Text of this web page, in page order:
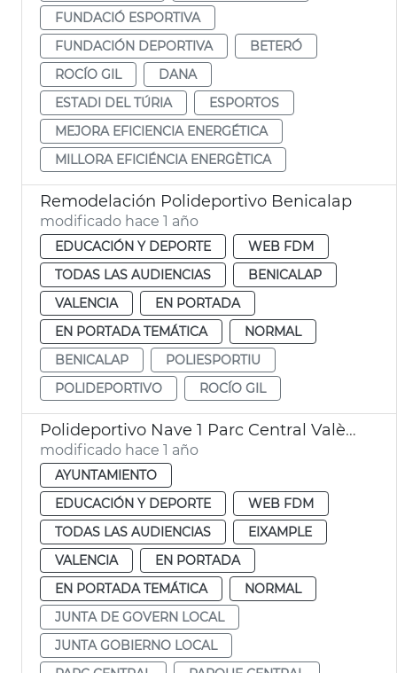
FUNDACIÓ ESPORTIVA
FUNDACIÓN DEPORTIVA
BETERÓ
ROCÍO GIL
DANA
ESTADI DEL TÚRIA
ESPORTOS
MEJORA EFICIENCIA ENERGÉTICA
MILLORA EFICIÉNCIA ENERGÈTICA
Remodelación Polideportivo Benicalap
modificado hace 1 año
EDUCACIÓN Y DEPORTE
WEB FDM
TODAS LAS AUDIENCIAS
BENICALAP
VALENCIA
EN PORTADA
EN PORTADA TEMÁTICA
NORMAL
BENICALAP
POLIESPORTIU
POLIDEPORTIVO
ROCÍO GIL
Polideportivo Nave 1 Parc Central València
modificado hace 1 año
AYUNTAMIENTO
EDUCACIÓN Y DEPORTE
WEB FDM
TODAS LAS AUDIENCIAS
EIXAMPLE
VALENCIA
EN PORTADA
EN PORTADA TEMÁTICA
NORMAL
JUNTA DE GOVERN LOCAL
JUNTA GOBIERNO LOCAL